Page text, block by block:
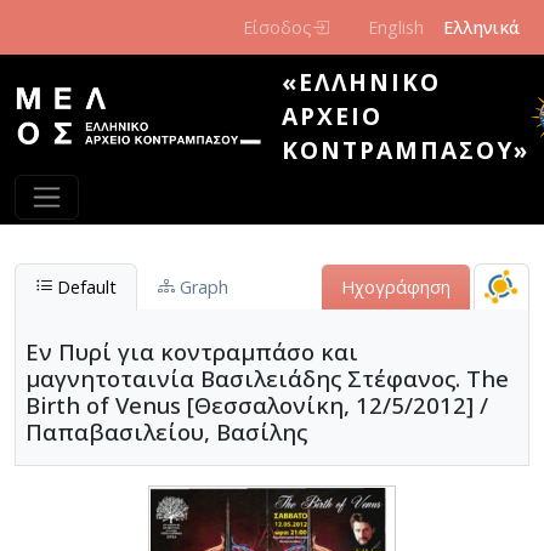
Είσοδος English Ελληνικά
«ΕΛΛΗΝΙΚΌ
ΑΡΧΕΊΟ
ΚΟΝΤΡΑΜΠΆΣΟΥ»
Default Graph Ηχογράφηση
Εν Πυρί για κοντραμπάσο και
μαγνητοταινία Βασιλειάδης Στέφανος. The
Birth of Venus [Θεσσαλονίκη, 12/5/2012] /
Παπαβασιλείου, Βασίλης